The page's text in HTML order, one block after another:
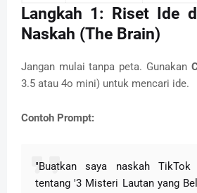
Langkah 1: Riset Ide
Naskah (The Brain)
Jangan mulai tanpa peta. Gunakan
3.5 atau 4o mini) untuk mencari ide.
Contoh Prompt:
"Buatkan saya naskah
tentang '3 Misteri Lautan yang